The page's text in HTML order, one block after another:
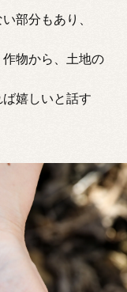
部分もあり、
物から、土地の
嬉しいと話す